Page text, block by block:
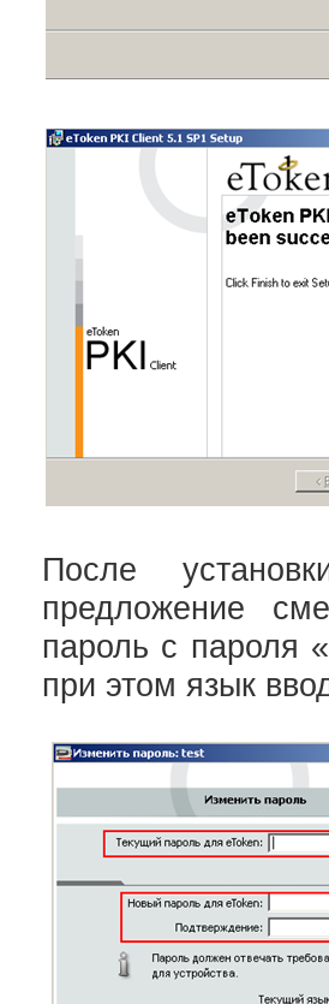
После
предложение
пароль с пароля
при этом язык